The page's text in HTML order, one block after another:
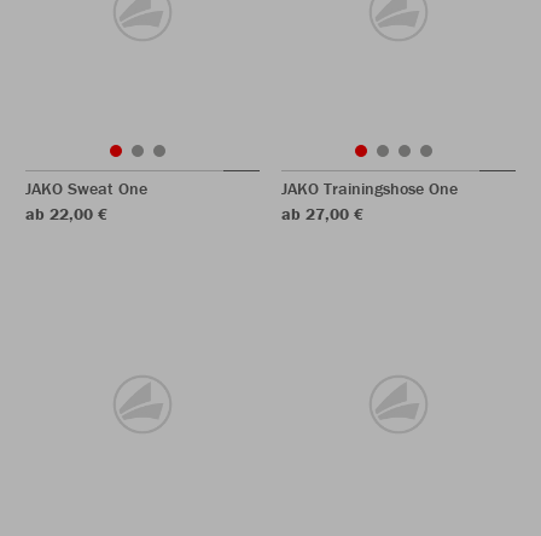
JAKO Sweat One
ab 22,00 €
JAKO Trainingshose One
ab 27,00 €